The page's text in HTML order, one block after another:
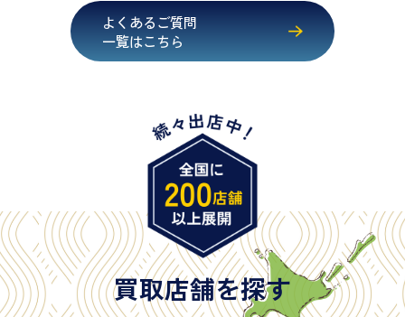
・健康保険証確認書
・マイナンバーカード
・在留カード
・旧パスポート
※原則として「公的機関が発行し、氏名、住所、生
年月日が記載されているもの
※日本国政府発行のもの
※2020年2月4日以降に申請された新型パスポートに
は「所持人記入欄（住所記載欄）」が存在しないた
め、単体では古物営業法上の本人確認書類として認
よくあるご質問
一覧はこちら
買取店舗を探す